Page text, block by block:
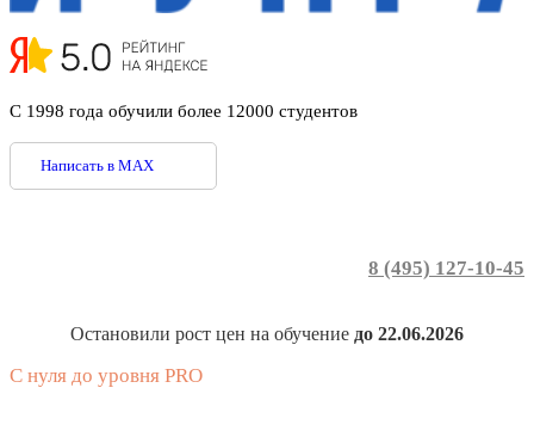
С 1998 года обучили более 12000 студентов
Написать в MAX
8 (495) 127-10-45
Остановили рост цен на обучение до 22.06.2026
С нуля до уровня PRO